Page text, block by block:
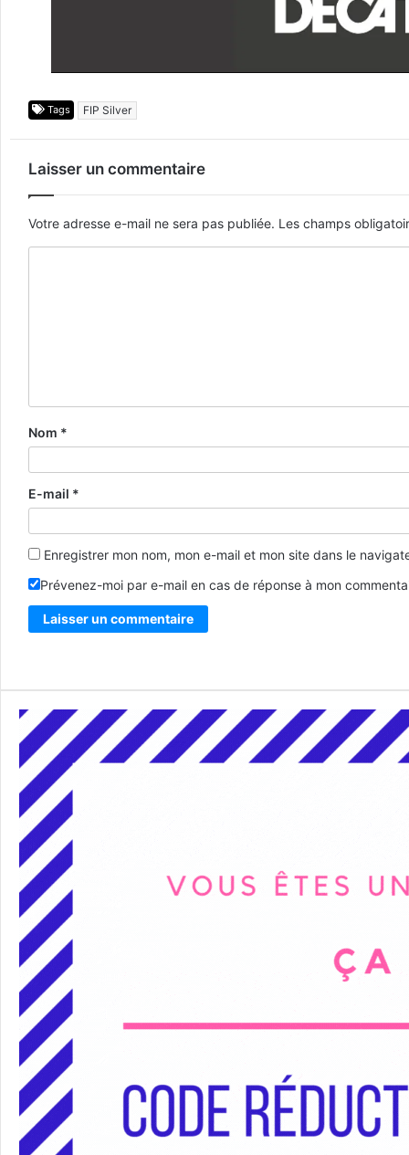
Tags FIP Silver
Laisser un commentaire
Votre adresse e-mail ne sera pas publiée. Les champs
Nom *
E-mail *
Enregistrer mon nom, mon e-mail et mon site dans le
Prévenez-moi par e-mail en cas de réponse à mon